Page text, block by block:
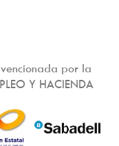
por la
Y HACIENDA